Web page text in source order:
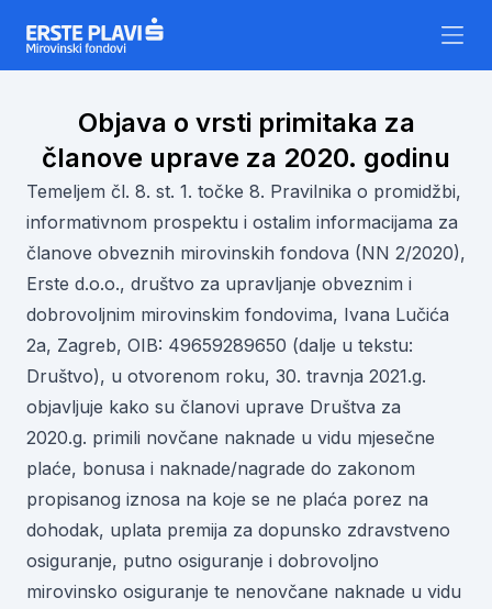
Objava o vrsti primitaka za
članove uprave za 2020. godinu
Temeljem čl. 8. st. 1. točke 8. Pravilnika o promidžbi,
informativnom prospektu i ostalim informacijama za
članove obveznih mirovinskih fondova (NN 2/2020),
Erste d.o.o., društvo za upravljanje obveznim i
dobrovoljnim mirovinskim fondovima, Ivana Lučića
2a, Zagreb, OIB: 49659289650 (dalje u tekstu:
Društvo), u otvorenom roku, 30. travnja 2021.g.
objavljuje kako su članovi uprave Društva za
2020.g. primili novčane naknade u vidu mjesečne
plaće, bonusa i naknade/nagrade do zakonom
propisanog iznosa na koje se ne plaća porez na
dohodak, uplata premija za dopunsko zdravstveno
osiguranje, putno osiguranje i dobrovoljno
mirovinsko osiguranje te nenovčane naknade u vidu